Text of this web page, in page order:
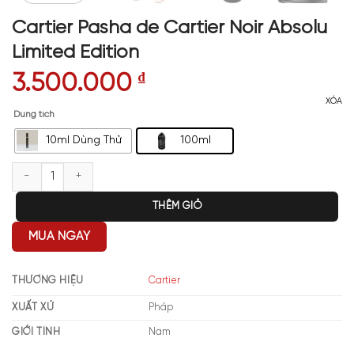
Cartier Pasha de Cartier Noir Absolu
Limited Edition
3.500.000 ₫
Dung tích
10ml Dùng Thử 100ml
XÓA
Cartier Pasha de Cartier Noir Absolu Limited Edition số lượng
THÊM GIỎ
MUA NGAY
THƯƠNG HIỆU Cartier
XUẤT XỨ Pháp
GIỚI TÍNH Nam